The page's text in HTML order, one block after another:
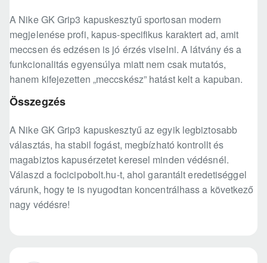
A Nike GK Grip3 kapuskesztyű sportosan modern
megjelenése profi, kapus-specifikus karaktert ad, amit
meccsen és edzésen is jó érzés viselni. A látvány és a
funkcionalitás egyensúlya miatt nem csak mutatós,
hanem kifejezetten „meccskész” hatást kelt a kapuban.
Összegzés
A Nike GK Grip3 kapuskesztyű az egyik legbiztosabb
választás, ha stabil fogást, megbízható kontrollt és
magabiztos kapusérzetet keresel minden védésnél.
Válaszd a focicipobolt.hu-t, ahol garantált eredetiséggel
várunk, hogy te is nyugodtan koncentrálhass a következő
nagy védésre!